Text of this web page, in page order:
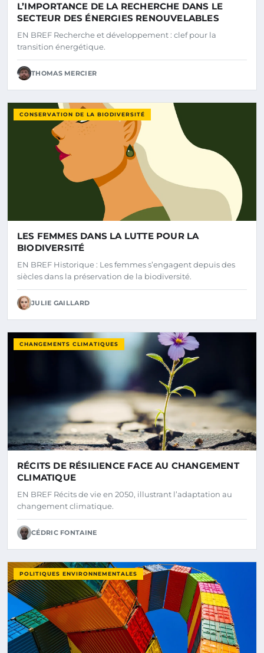
L’IMPORTANCE DE LA RECHERCHE DANS LE
SECTEUR DES ÉNERGIES RENOUVELABLES
EN BREF Recherche et développement : clef pour la
transition énergétique.
THOMAS MERCIER
CONSERVATION DE LA BIODIVERSITÉ
LES FEMMES DANS LA LUTTE POUR LA
BIODIVERSITÉ
EN BREF Historique : Les femmes s’engagent depuis des
siècles dans la préservation de la biodiversité.
JULIE GAILLARD
CHANGEMENTS CLIMATIQUES
RÉCITS DE RÉSILIENCE FACE AU CHANGEMENT
CLIMATIQUE
EN BREF Récits de vie en 2050, illustrant l’adaptation au
changement climatique.
CÉDRIC FONTAINE
POLITIQUES ENVIRONNEMENTALES